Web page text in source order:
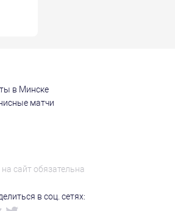
в Минске
матчи
сайт обязательна
в соц. сетях: